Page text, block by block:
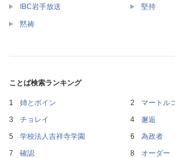
IBC岩手放送 堅持
黙祷
ことば検索ランキング
姉とボイン
マートル
チョレイ
邂逅
学校法人吉祥寺学園
為政者
確認
オーダー